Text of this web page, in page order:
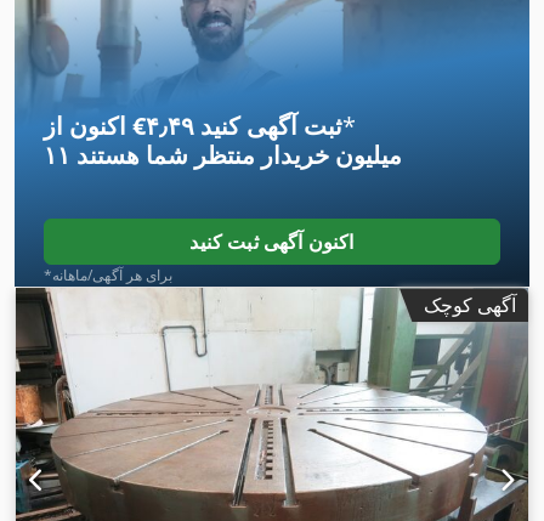
اکنون از ‎€۴٫۴۹ ثبت آگهی کنید*
۱۱ میلیون خریدار منتظر شما هستند
اکنون آگهی ثبت کنید
*برای هر آگهی/ماهانه
آگهی کوچک